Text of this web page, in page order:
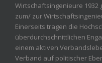
Wirtschaftsingenieure 1932
zum/ zur
Einerseits tragen die
überdurchschnittlichen
einem aktiven
Verband auf politischer